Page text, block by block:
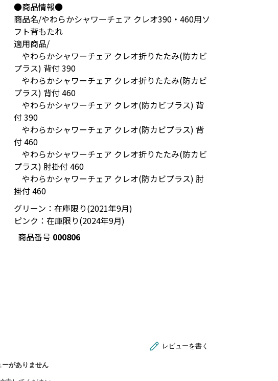
●商品情報●
商品名/やわらかシャワーチェア クレオ390・460用ソ
フト背もたれ
適用商品/
やわらかシャワーチェア クレオ折りたたみ(防カビ
プラス) 背付 390
やわらかシャワーチェア クレオ折りたたみ(防カビ
プラス) 背付 460
やわらかシャワーチェア クレオ(防カビプラス) 背
付 390
やわらかシャワーチェア クレオ(防カビプラス) 背
付 460
やわらかシャワーチェア クレオ折りたたみ(防カビ
プラス) 肘掛付 460
やわらかシャワーチェア クレオ(防カビプラス) 肘
掛付 460
グリーン：在庫限り(2021年9月)
ピンク：在庫限り(2024年9月)
商品番号 000806